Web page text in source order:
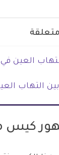
العين في
التهاب
كيس